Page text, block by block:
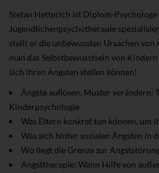
Stefan Hetterich ist Diplom-
Jugendlichenpsychotherapie
stellt er die unbewussten Ursachen von
man das Selbstbewusstsein von
sich ihren Ängsten stellen können!
Ängste auflösen, Muster verändern:
Kinderpsychologie
Was Eltern konkret tun können, um
Was sich hinter sozialen Ängsten in
Wo liegt die Grenze zur
Angsttherapie: Wann Hilfe von